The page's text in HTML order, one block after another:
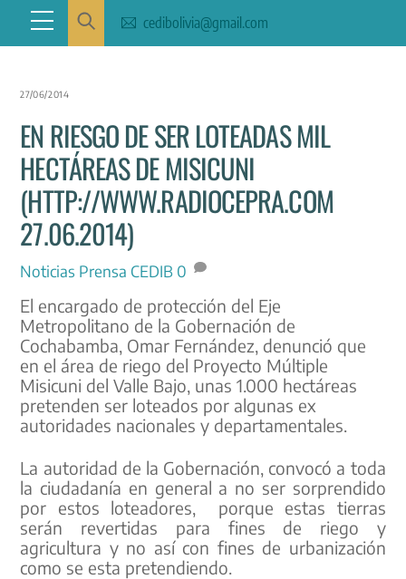
content
Menu cedibolivia@gmail.com
27/06/2014
EN RIESGO DE SER LOTEADAS MIL
HECTÁREAS DE MISICUNI
(HTTP://WWW.RADIOCEPRA.COM
27.06.2014)
Noticias Prensa CEDIB 0
El encargado de protección del Eje
Metropolitano de la Gobernación de
Cochabamba, Omar Fernández, denunció que
en el área de riego del Proyecto Múltiple
Misicuni del Valle Bajo, unas 1.000 hectáreas
pretenden ser loteados por algunas ex
autoridades nacionales y departamentales.
La autoridad de la Gobernación, convocó a toda
la ciudadanía en general a no ser sorprendido
por estos loteadores, porque estas tierras
serán revertidas para fines de riego y
agricultura y no así con fines de urbanización
como se esta pretendiendo.